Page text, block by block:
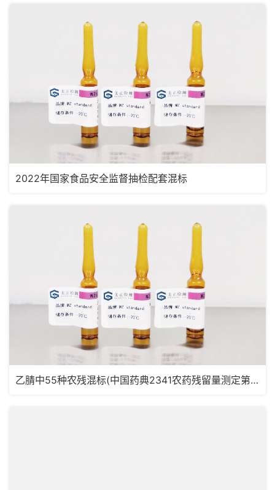
2022年国家食品安全监督抽检配套混标
乙腈中55种农残混标(中国药典2341农药残留量测定第五法，药典定量限浓度)